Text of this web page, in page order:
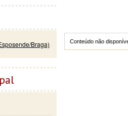
Conteúdo não
Braga)